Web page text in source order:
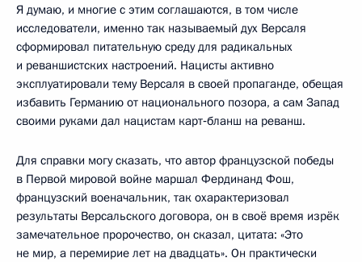
Я думаю, и многие с этим соглашаются, в том числе
исследователи, именно так называемый дух Версаля
сформировал питательную среду для радикальных
и реваншистских настроений. Нацисты активно
эксплуатировали тему Версаля в своей пропаганде, обещая
избавить Германию от национального позора, а сам Запад
своими руками дал нацистам карт‑бланш на реванш.
Для справки могу сказать, что автор французской победы
в Первой мировой войне маршал Фердинанд Фош,
французский военачальник, так охарактеризовал
результаты Версальского договора, он в своё время изрёк
замечательное пророчество, он сказал, цитата: «Это
не мир, а перемирие лет на двадцать». Он практически